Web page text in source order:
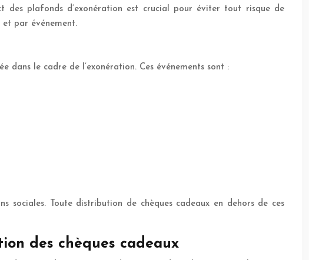
plafonds d’exonération est crucial pour éviter tout risque de
et par événement.
dans le cadre de l’exonération. Ces événements sont :
sociales. Toute distribution de chèques cadeaux en dehors de ces
des chèques cadeaux